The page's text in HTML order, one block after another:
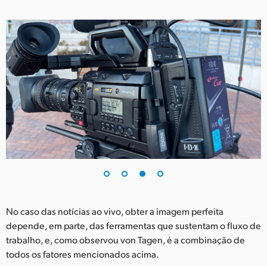
No caso das notícias ao vivo, obter a imagem perfeita
depende, em parte, das ferramentas que sustentam o fluxo de
trabalho, e, como observou von Tagen, é a combinação de
todos os fatores mencionados acima.